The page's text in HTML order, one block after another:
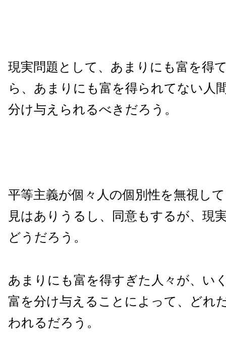
現実問題として、あまりにも富を得
ら、あまりにも富を得られてない人
分け与えられるべきだろう。
平等主義が個々人の個別性を無視し
見はありうるし、同意もするが、現
どうだろう。
あまりにも富を得すぎた人々が、い
富を分け与えることによって、どれ
われるだろう。